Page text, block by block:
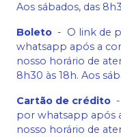
Aos sábados, das
Boleto - O link de
whatsapp após a
nosso horário de
8h30 às 18h. Aos
Cartão de crédito -
por whatsapp após
nosso horário de